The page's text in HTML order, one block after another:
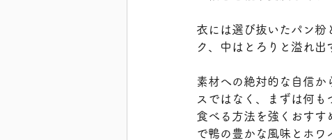
衣には選び抜いたパン粉
ク、中はとろりと溢れ出
素材への絶対的な自信か
スではなく、まずは何
食べる方法を強くおすす
で鴨の豊かな風味とホ